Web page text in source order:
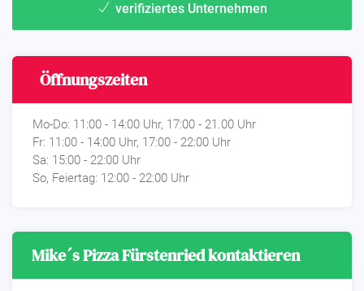
verifiziertes Unternehmen
Öffnungszeiten
Mo-Do: 11:00 - 14:00 Uhr, 17:00 - 21.00 Uhr
Fr: 11:00 - 14:00 Uhr, 17:00 - 22:00 Uhr
Sa: 15:00 - 22:00 Uhr
So, Feiertag: 12:00 - 22:00 Uhr
Mike´s Pizza Fürstenried kontaktieren